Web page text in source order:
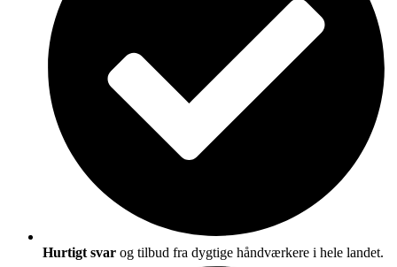
Hurtigt svar og tilbud fra dygtige håndværkere i hele landet.